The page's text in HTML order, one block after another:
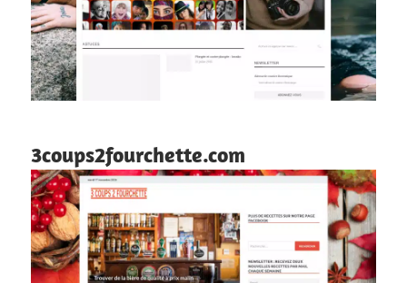
3coups2fourchette.com